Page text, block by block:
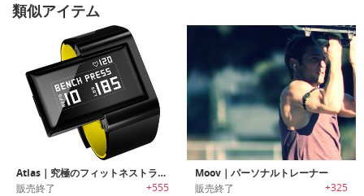
類似アイテム
Atlas｜究極のフィットネストラッカー
販売終了 +555
Moov｜パーソナルトレーナー
販売終了 +325